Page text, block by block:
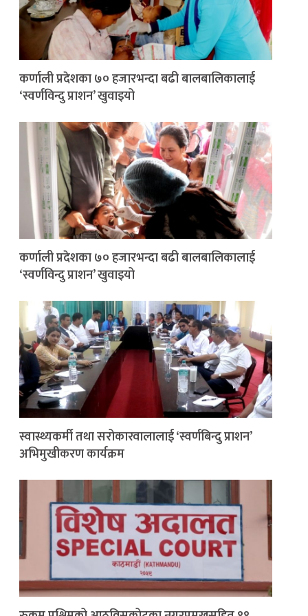
कर्णाली प्रदेशका ७० हजारभन्दा बढी बालबालिकालाई
‘स्वर्णविन्दु प्राशन’ खुवाइयो
कर्णाली प्रदेशका ७० हजारभन्दा बढी बालबालिकालाई
‘स्वर्णविन्दु प्राशन’ खुवाइयो
स्वास्थ्यकर्मी तथा सरोकारवालालाई ‘स्वर्णबिन्दु प्राशन’
अभिमुखीकरण कार्यक्रम